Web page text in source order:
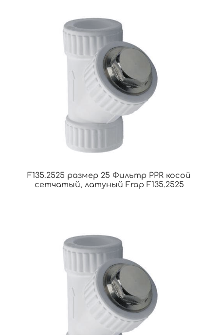
F135.2525 размер 25 Фильтр PPR косой
сетчатый, латуный Frap F135.2525